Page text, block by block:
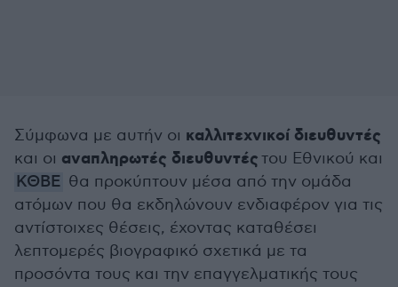
Σύμφωνα με αυτήν οι καλλιτεχνικοί διευθυντές
και οι αναπληρωτές διευθυντέςτου Εθνικού και
ΚΘΒΕ θα προκύπτουν μέσα από την ομάδα
ατόμων που θα εκδηλώνουν ενδιαφέρον για τις
αντίστοιχες θέσεις, έχοντας καταθέσει
λεπτομερές βιογραφικό σχετικά με τα
προσόντα τους και την επαγγελματικής τους